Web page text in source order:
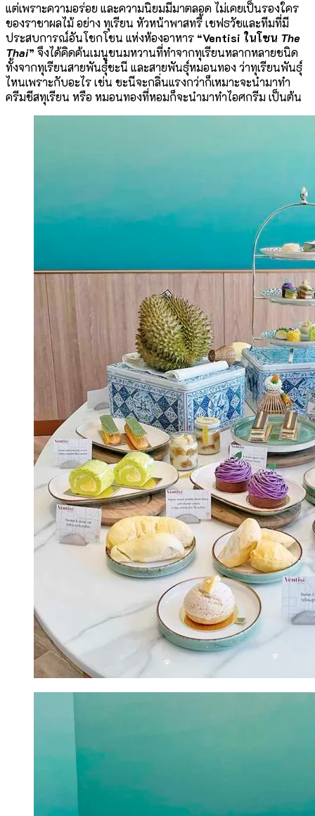
แต่เพราะความอร่อย และความนิยมมีมาตลอด ไม่เคยเป็นรองใคร
ของราชาผลไม้ อย่าง ทุเรียน หัวหน้าพาสทรี้ เชฟธวัชและทีมที่มี
ประสบการณ์อันโชกโชน แห่งห้องอาหาร “Ventisi ในโซน The
Thai” จึงได้คิดค้นเมนูขนมหวานที่ทำจากทุเรียนหลากหลายชนิด
ทั้งจากทุเรียนสายพันธุ์ชะนี และสายพันธุ์หมอนทอง ว่าทุเรียนพันธุ์
ไหนเพราะกับอะไร เช่น ชะนีจะกลิ่นแรงกว่าก็เหมาะจะนำมาทำ
ครีมชีสทุเรียน หรือ หมอนทองที่หอมก็จะนำมาทำไอศกรีม เป็นต้น